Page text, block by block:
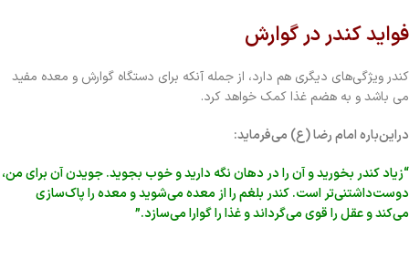
فواید کندر در گوارش
کندر ویژگی‌های دیگری هم دارد، از جمله آنکه برای دستگاه گوارش و معده مفید
می باشد و به هضم غذا کمک خواهد کرد.
دراین‌باره امام رضا (ع) می‌فرماید:
“زیاد کندر بخورید و آن را در دهان نگه دارید و خوب بجوید. جویدن آن برای من،
دوست‌داشتنی‌تر است. کندر بلغم را از معده می‌شوید و معده را پاک‌سازی
می‌کند و عقل را قوی می‌گرداند و غذا را گوارا می‌سازد.”